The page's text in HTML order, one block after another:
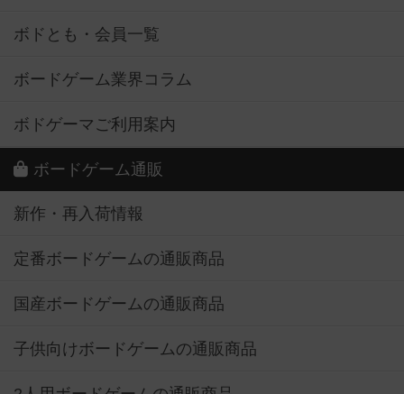
ボドとも・会員一覧
ボードゲーム業界コラム
ボドゲーマご利用案内
ボードゲーム通販
新作・再入荷情報
定番ボードゲームの通販商品
国産ボードゲームの通販商品
子供向けボードゲームの通販商品